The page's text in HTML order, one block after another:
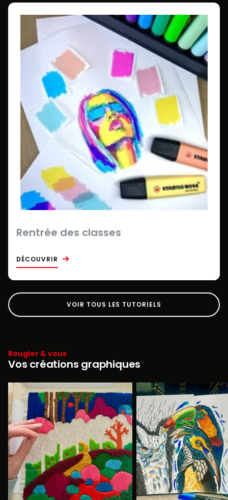
Rentrée des classes
DÉCOUVRIR
VOIR TOUS LES TUTORIELS
Rougier & vous
Vos créations graphiques